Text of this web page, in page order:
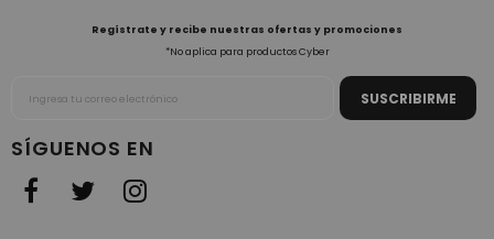
SÍGUENOS EN
Regístrate y recibe nuestras ofertas y promociones
*No aplica para productos Cyber